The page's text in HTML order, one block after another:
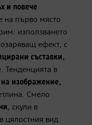
и повече
на първо място
използването
ефект, с
съставки,
Тенденцията в
на изображение,
Смело
, скули в
цялостния вид.